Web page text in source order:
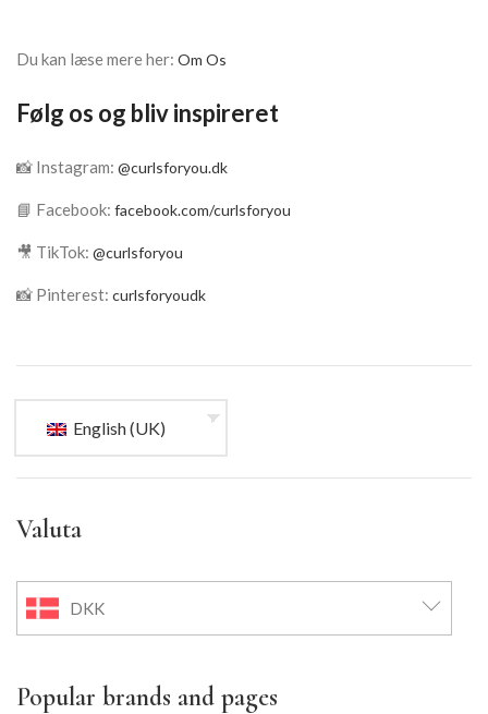
Du kan læse mere her: Om Os
Følg os og bliv inspireret
📸 Instagram: @curlsforyou.dk
📘 Facebook: facebook.com/curlsforyou
🎥 TikTok: @curlsforyou
📸 Pinterest: curlsforyoudk
English (UK)
Valuta
DKK
Popular brands and pages